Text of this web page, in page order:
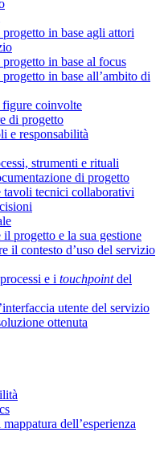
in base agli attori
in base al focus
in base all’ambito di
figure coinvolte
di progetto
e responsabilità
strumenti e rituali
di progetto
tavoli tecnici collaborativi
progetto e la sua gestione
il contesto d’uso del servizio
e i touchpointdel
utente del servizio
ottenuta
dell’esperienza